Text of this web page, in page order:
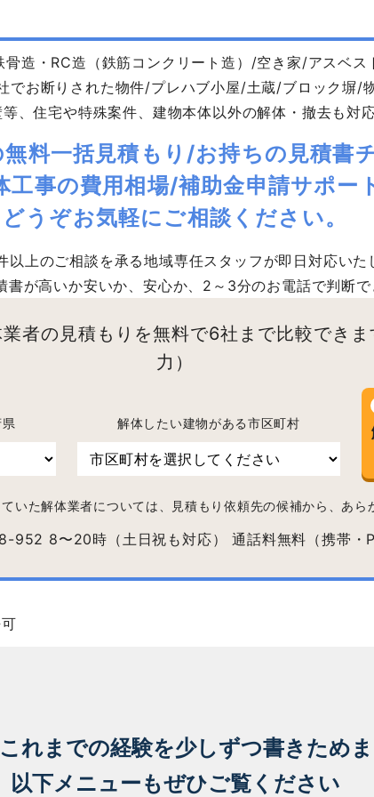
骨造・RC造（鉄筋コンクリート造）/空き家/アスベ
でお断りされた物件/プレハブ小屋/土蔵/ブロック塀/
、住宅や特殊案件、建物本体以外の解体・撤去も対
無料一括見積もり/お持ちの見積書
工事の費用相場/補助金申請サポー
どうぞお気軽にご相談ください。
以上のご相談を承る地域専任スタッフが即日対応いた
書が高いか安いか、安心か、2～3分のお電話で判断
者の見積もりを無料で6社まで比較できま
力）
解体したい建物がある市区町村
いた解体業者については、見積もり依頼先の候補から、あら
れまでの経験を少しずつ書きため
以下メニューもぜひご覧ください